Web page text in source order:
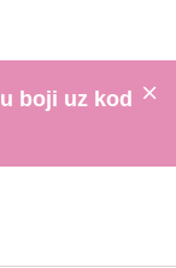
boji uz kod